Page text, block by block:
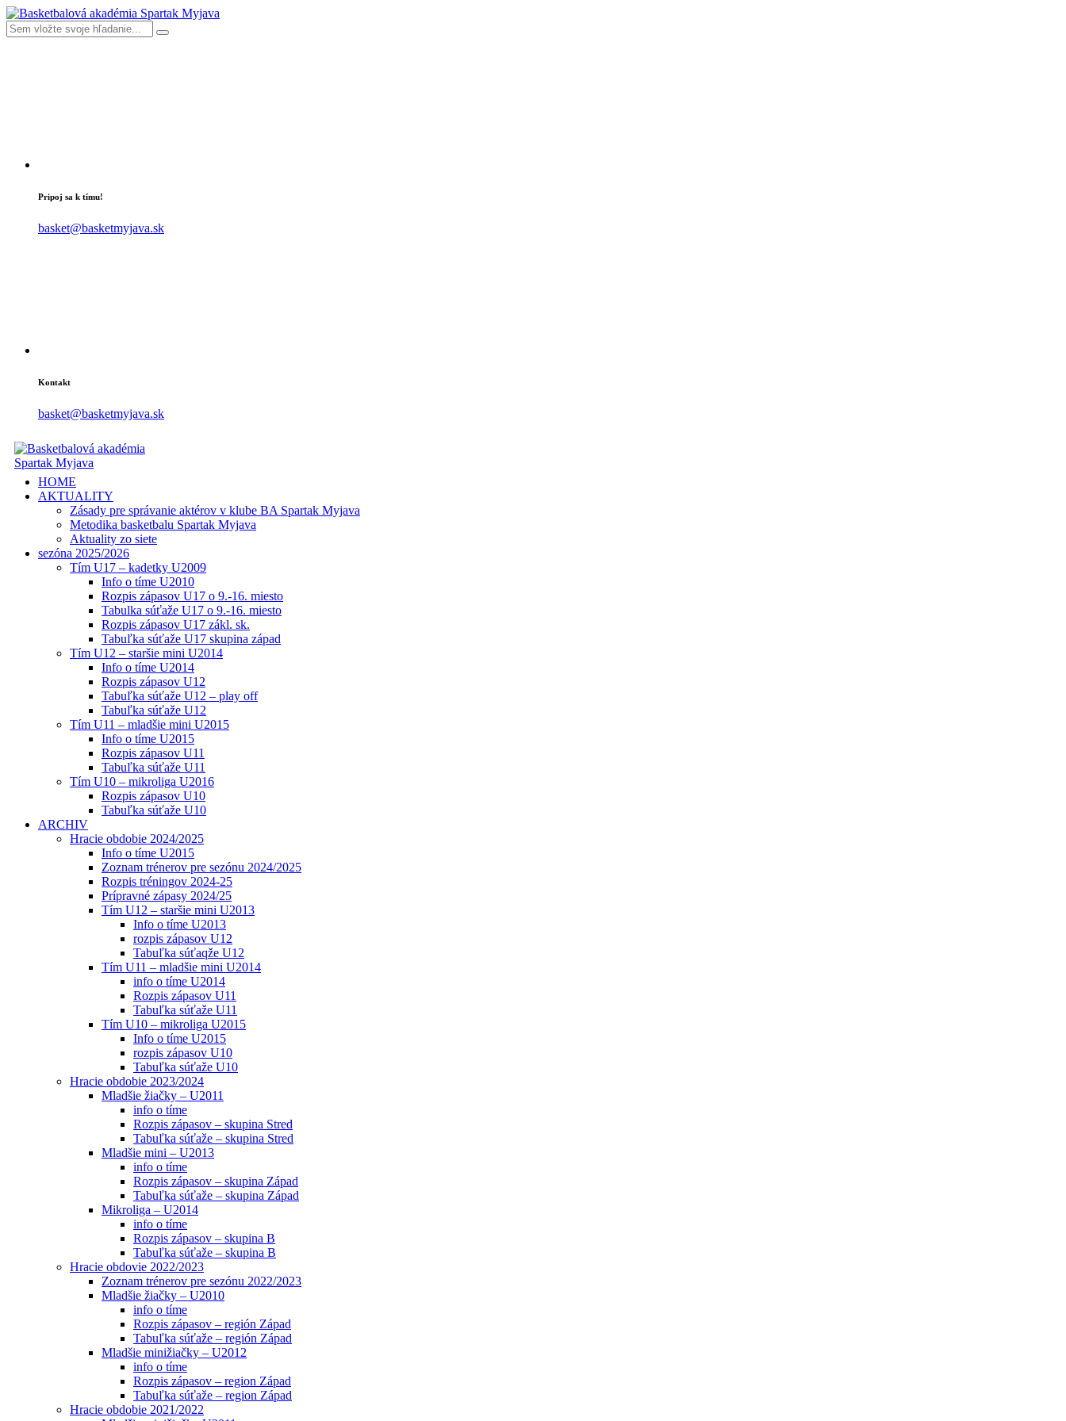
Pripoj sa k tímu!
basket@basketmyjava.sk
Kontakt
basket@basketmyjava.sk
HOME
AKTUALITY
Zásady pre správanie aktérov v klube BA Spartak Myjava
Metodika basketbalu Spartak Myjava
Aktuality zo siete
sezóna 2025/2026
Tím U17 – kadetky U2009
Info o tíme U2010
Rozpis zápasov U17 o 9.-16. miesto
Tabulka súťaže U17 o 9.-16. miesto
Rozpis zápasov U17 zákl. sk.
Tabuľka súťaže U17 skupina západ
Tím U12 – staršie mini U2014
Info o tíme U2014
Rozpis zápasov U12
Tabuľka súťaže U12 – play off
Tabuľka súťaže U12
Tím U11 – mladšie mini U2015
Info o tíme U2015
Rozpis zápasov U11
Tabuľka súťaže U11
Tím U10 – mikroliga U2016
Rozpis zápasov U10
Tabuľka súťaže U10
ARCHIV
Hracie obdobie 2024/2025
Info o tíme U2015
Zoznam trénerov pre sezónu 2024/2025
Rozpis tréningov 2024-25
Prípravné zápasy 2024/25
Tím U12 – staršie mini U2013
Info o tíme U2013
rozpis zápasov U12
Tabuľka súťaqže U12
Tím U11 – mladšie mini U2014
info o tíme U2014
Rozpis zápasov U11
Tabuľka súťaže U11
Tím U10 – mikroliga U2015
Info o tíme U2015
rozpis zápasov U10
Tabuľka súťaže U10
Hracie obdobie 2023/2024
Mladšie žiačky – U2011
info o tíme
Rozpis zápasov – skupina Stred
Tabuľka súťaže – skupina Stred
Mladšie mini – U2013
info o tíme
Rozpis zápasov – skupina Západ
Tabuľka súťaže – skupina Západ
Mikroliga – U2014
info o tíme
Rozpis zápasov – skupina B
Tabuľka súťaže – skupina B
Hracie obdovie 2022/2023
Zoznam trénerov pre sezónu 2022/2023
Mladšie žiačky – U2010
info o tíme
Rozpis zápasov – región Západ
Tabuľka súťaže – región Západ
Mladšie minižiačky – U2012
info o tíme
Rozpis zápasov – region Západ
Tabuľka súťaže – region Západ
Hracie obdobie 2021/2022